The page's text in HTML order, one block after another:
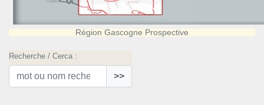
Région Gascogne Prospective
Recherche / Cerca :
>>